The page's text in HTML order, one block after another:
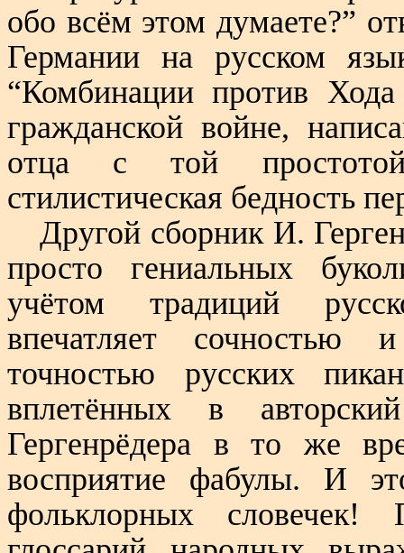
обо всём этом думаете?”
Германии на русском
“Комбинации против
гражданской войне,
отца с той
стилистическая бедность
Другой сборник И.
просто гениальных
учётом традиций
впечатляет сочностью
точностью русских
вплетённых в
Гергенрёдера в то же
восприятие фабулы. И
фольклорных словечек!